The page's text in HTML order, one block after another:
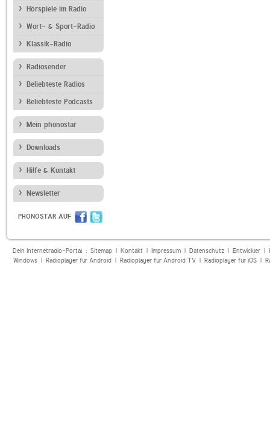
Hörspiele im Radio
Wort- & Sport-Radio
Klassik-Radio
Radiosender
Beliebteste Radios
Beliebteste Podcasts
Mein phonostar
Downloads
Hilfe & Kontakt
Newsletter
PHONOSTAR AUF
Dein Internetradio-Portal : Sitemap| Kontakt| Impressum| Datenschutz| Entwickler|
Windows| Radioplayer für Android| Radioplayer für Android TV| Radioplayer für iOS|